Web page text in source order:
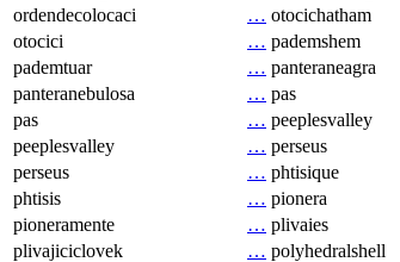
ordendecolocaci
… otocichatham
otocici
… pademshem
pademtuar
… panteraneagra
panteranebulosa
… pas
pas
… peeplesvalley
peeplesvalley
… perseus
perseus
… phtisique
phtisis
… pionera
pioneramente
… plivaies
plivajiciclovek
… polyhedralshell